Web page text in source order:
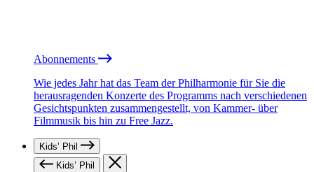
Abonnements
Wie jedes Jahr hat das Team der Philharmonie für Sie die
herausragenden Konzerte des Programms nach verschiedenen
Gesichtspunkten zusammengestellt, von Kammer- über
Filmmusik bis hin zu Free Jazz.
Kids’ Phil
Kids’ Phil